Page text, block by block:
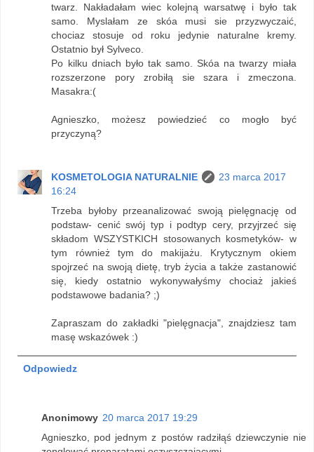
twarz. Nakładałam wiec kolejną warsatwę i było tak
samo. Myslałam ze skóa musi sie przyzwyczaić,
chociaz stosuje od roku jedynie naturalne kremy.
Ostatnio był Sylveco.
Po kilku dniach było tak samo. Skóa na twarzy miała
rozszerzone pory zrobiłą sie szara i zmeczona.
Masakra:(
Agnieszko, możesz powiedzieć co mogło być
przyczyną?
KOSMETOLOGIA NATURALNIE
23 marca 2017
16:24
Trzeba byłoby przeanalizować swoją pielęgnację od
podstaw- cenić swój typ i podtyp cery, przyjrzeć się
składom WSZYSTKICH stosowanych kosmetyków- w
tym również tym do makijażu. Krytycznym okiem
spojrzeć na swoją dietę, tryb życia a także zastanowić
się, kiedy ostatnio wykonywałyśmy chociaż jakieś
podstawowe badania? ;)
Zapraszam do zakładki "pielęgnacja", znajdziesz tam
masę wskazówek :)
Odpowiedz
Anonimowy 20 marca 2017 19:29
Agnieszko, pod jednym z postów radziłąś dziewczynie nie